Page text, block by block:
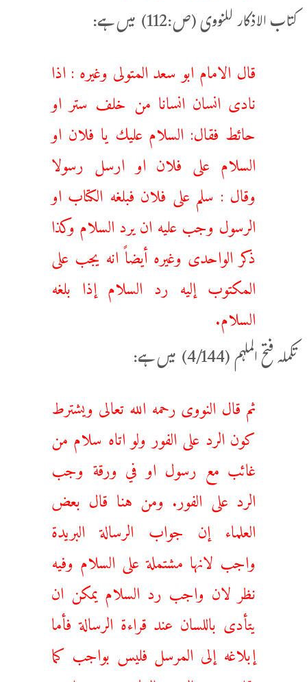
کتاب الاذکار للنووی (ص:112) میں ہے:
قال الامام ابو سعد المتولی وغیره : اذا
نادى انسان انسانا من خلف ستر او
حائط فقال: السلام عليك يا فلان او
السلام على فلان او ارسل رسولا
وقال : سلم على فلان فبلغه الكتاب او
الرسول وجب عليه ان يرد السلام وكذا
ذكر الواحدى وغيره أيضاً انه يجب على
المكتوب إليه رد السلام إذا بلغه
السلام.
تکملہ فتح الملہم (4/144) میں ہے:
ثم قال النووى رحمه الله تعالى ويشترط
كون الرد على الفور ولو اتاه سلام من
غائب مع رسول او في ورقة وجب
الرد على الفور. ومن هنا قال بعض
العلماء إن جواب الرسالة البريدة
واجب لانها مشتملة على السلام وفيه
نظر لان واجب رد السلام يمكن ان
يتأدى باللسان عند قراءة الرسالة فأما
إبلاغه إلى المرسل فليس بواجب كما